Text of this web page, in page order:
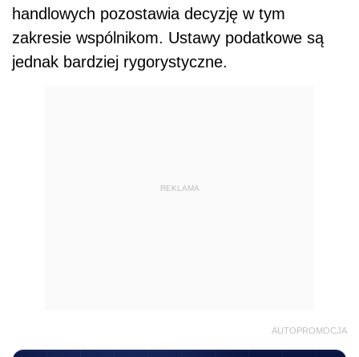
handlowych pozostawia decyzję w tym
zakresie wspólnikom. Ustawy podatkowe są
jednak bardziej rygorystyczne.
REKLAMA
AUTOPROMOCJA